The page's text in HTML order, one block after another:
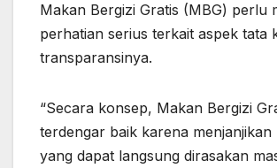
Makan Bergizi Gratis (MBG) perlu
perhatian serius terkait aspek tata
transparansinya.
“Secara konsep, Makan Bergizi
terdengar baik karena menjanjikan
yang dapat langsung dirasakan